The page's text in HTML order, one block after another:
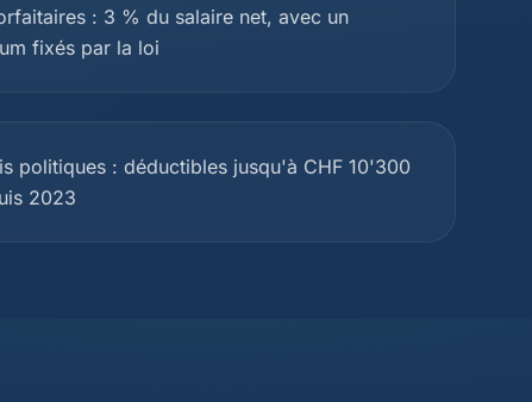
: 3 % du salaire net, avec un
fixés par la loi
politiques : déductibles jusqu'à CHF 10'300
2023